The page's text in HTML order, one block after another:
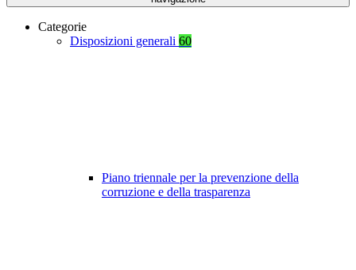
Categorie
Disposizioni generali 60
Piano triennale per la prevenzione della
corruzione e della trasparenza